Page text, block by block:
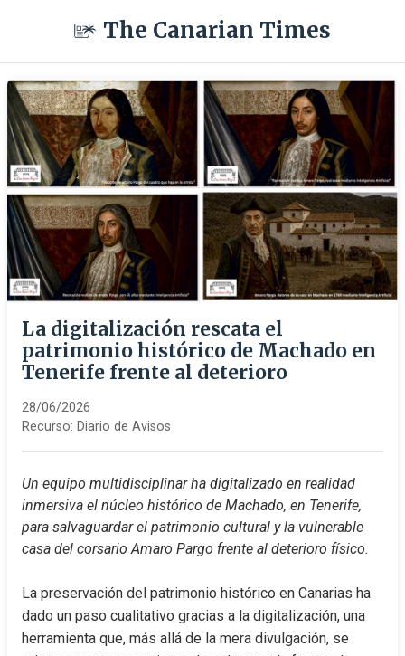
The Canarian Times
La digitalización rescata el
patrimonio histórico de Machado en
Tenerife frente al deterioro
28/06/2026
Recurso: Diario de Avisos
Un equipo multidisciplinar ha digitalizado en realidad
inmersiva el núcleo histórico de Machado, en Tenerife,
para salvaguardar el patrimonio cultural y la vulnerable
casa del corsario Amaro Pargo frente al deterioro físico.
La preservación del patrimonio histórico en Canarias ha
dado un paso cualitativo gracias a la digitalización, una
herramienta que, más allá de la mera divulgación, se